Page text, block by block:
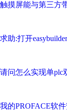
触摸屏能与第三方
求助:打开
请问怎么实现单plc
我的PROFACE软